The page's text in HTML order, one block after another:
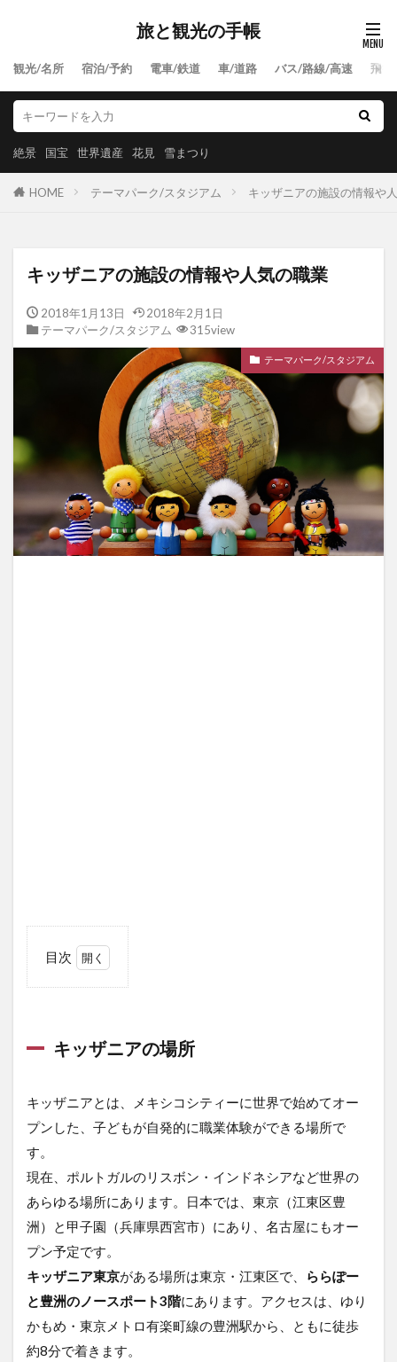
旅と観光の手帳
観光/名所 宿泊/予約 電車/鉄道 車/道路 バス/路線/高速 飛行
絶景 国宝 世界遺産 花見 雪まつり
HOME テーマパーク/スタジアム キッザニアの施設の情報や
キッザニアの施設の情報や人気の職業
2018年1月13日
2018年2月1日
テーマパーク/スタジアム
315view
テーマパーク/スタジアム
目次
ニ
場
ッ
ザ
ア
の
金
キ
ッ
キッザニアの場所
キッザニアとは、メキシコシティーに世界で始めてオー
プンした、子どもが自発的に職業体験ができる場所で
す。
現在、ポルトガルのリスボン・インドネシアなど世界の
あらゆる場所にあります。日本では、東京（江東区豊
洲）と甲子園（兵庫県西宮市）にあり、名古屋にもオー
プン予定です。
キッザニア東京がある場所は東京・江東区で、
ららぽー
と豊洲のノースポート3階にあります。アクセスは、ゆり
かもめ・東京メトロ有楽町線の豊洲駅から、ともに徒歩
約8分で着きます。